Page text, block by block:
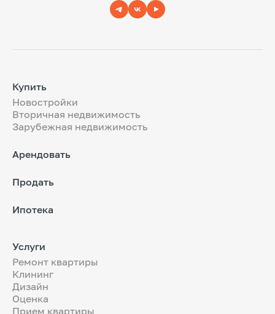
Купить
Новостройки
Вторичная недвижимость
Зарубежная недвижимость
Арендовать
Продать
Ипотека
Услуги
Ремонт квартиры
Клининг
Дизайн
Оценка
Прием квартиры